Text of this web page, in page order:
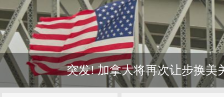
突发! 加拿大将再次让步换美